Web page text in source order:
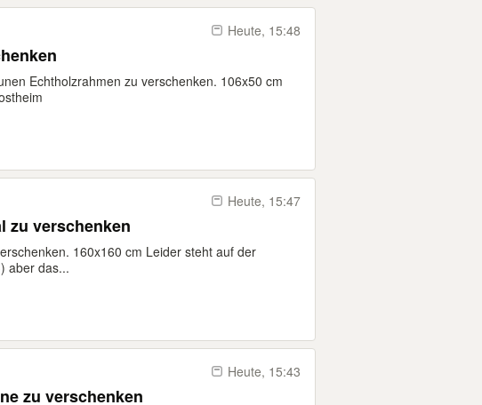
Heute, 15:48
Echtholzrahmen zu verschenken. 106x50 cm
Heute, 15:47
zu verschenken
160x160 cm Leider steht auf der
aber das...
Heute, 15:43
zu verschenken